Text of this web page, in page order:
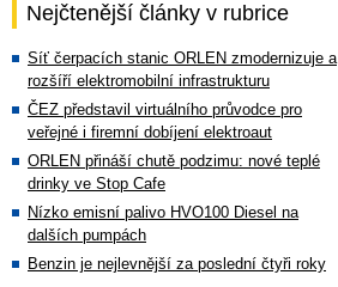
Nejčtenější články v rubrice
Síť čerpacích stanic ORLEN zmodernizuje a
rozšíří elektromobilní infrastrukturu
ČEZ představil virtuálního průvodce pro
veřejné i firemní dobíjení elektroaut
ORLEN přináší chutě podzimu: nové teplé
drinky ve Stop Cafe
Nízko emisní palivo HVO100 Diesel na
dalších pumpách
Benzin je nejlevnější za poslední čtyři roky